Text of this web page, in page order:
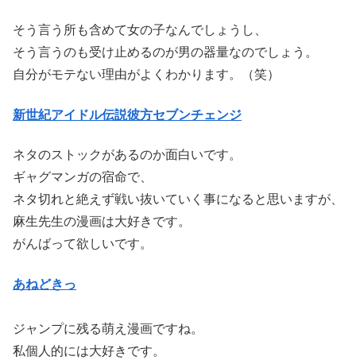
そう言う所も含めて女の子なんでしょうし、
そう言うのも受け止めるのが男の器量なのでしょう。
自分がモテない理由がよくわかります。（笑）
新世紀アイドル伝説彼方セブンチェンジ
ネタのストックがあるのか面白いです。
ギャグマンガの宿命で、
ネタ切れと絶えず戦い抜いていく事になると思いますが、
麻生先生の漫画は大好きです。
がんばって欲しいです。
あねどきっ
ジャンプに残る萌え漫画ですね。
私個人的には大好きです。